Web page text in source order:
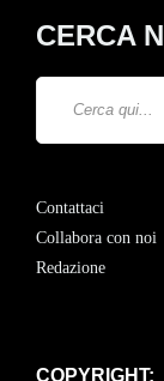
CERCA
Contattaci
Collabora con noi
Redazione
COPYRIGHT: